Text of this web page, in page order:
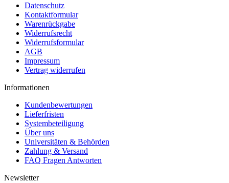
Datenschutz
Kontaktformular
Warenrückgabe
Widerrufsrecht
Widerrufsformular
AGB
Impressum
Vertrag widerrufen
Informationen
Kundenbewertungen
Lieferfristen
Systembeteiligung
Über uns
Universitäten & Behörden
Zahlung & Versand
FAQ Fragen Antworten
Newsletter